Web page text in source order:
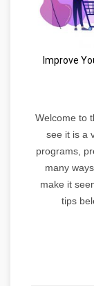
Improve
Welcome to
see it is a
programs,
many
make it
tips